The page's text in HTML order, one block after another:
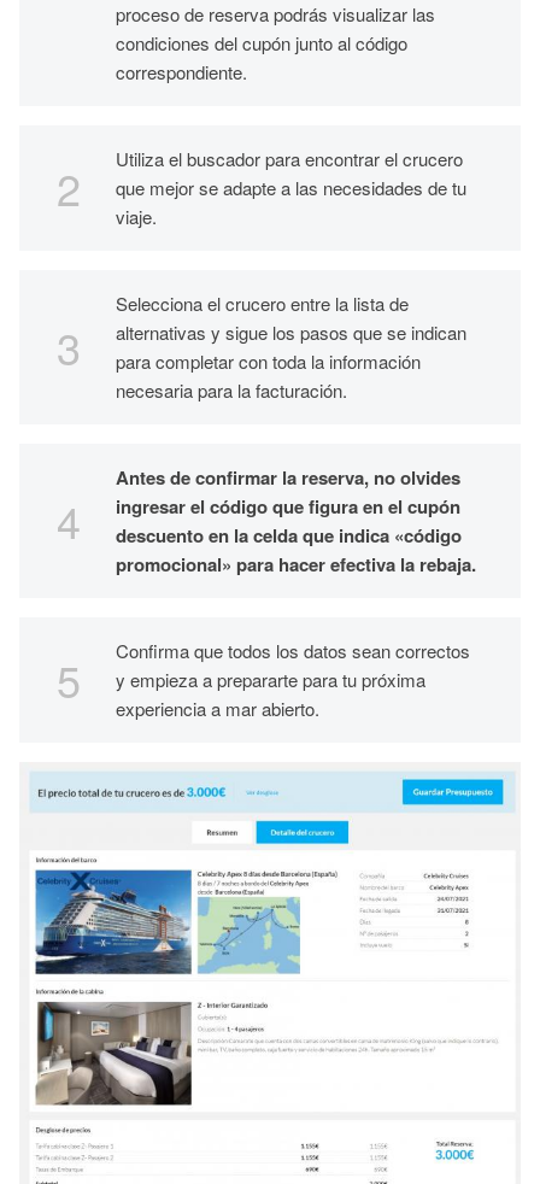
proceso de reserva podrás visualizar las
condiciones del cupón junto al código
correspondiente.
Utiliza el buscador para encontrar el crucero
que mejor se adapte a las necesidades de tu
viaje.
Selecciona el crucero entre la lista de
alternativas y sigue los pasos que se indican
para completar con toda la información
necesaria para la facturación.
Antes de confirmar la reserva, no olvides
ingresar el código que figura en el cupón
descuento en la celda que indica «código
promocional» para hacer efectiva la rebaja.
Confirma que todos los datos sean correctos
y empieza a prepararte para tu próxima
experiencia a mar abierto.